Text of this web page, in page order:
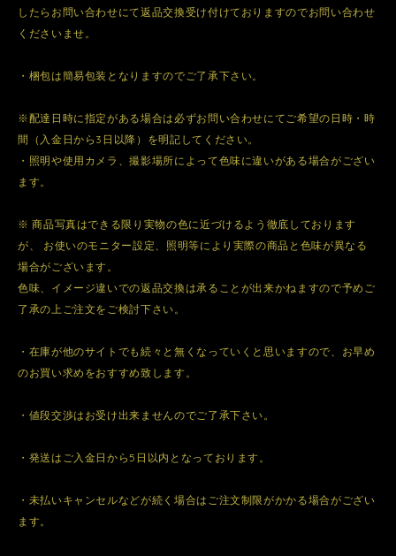
したらお問い合わせにて返品交換受け付けておりますのでお問い合わせ
くださいませ。
・梱包は簡易包装となりますのでご了承下さい。
※配達日時に指定がある場合は必ずお問い合わせにてご希望の日時・時
間（入金日から3日以降）を明記してください。
・照明や使用カメラ、撮影場所によって色味に違いがある場合がござい
ます。
※ 商品写真はできる限り実物の色に近づけるよう徹底しております
が、 お使いのモニター設定、照明等により実際の商品と色味が異なる
場合がございます。
色味、イメージ違いでの返品交換は承ることが出来かねますので予めご
了承の上ご注文をご検討下さい。
・在庫が他のサイトでも続々と無くなっていくと思いますので、お早め
のお買い求めをおすすめ致します。
・値段交渉はお受け出来ませんのでご了承下さい。
・発送はご入金日から5日以内となっております。
・未払いキャンセルなどが続く場合はご注文制限がかかる場合がござい
ます。